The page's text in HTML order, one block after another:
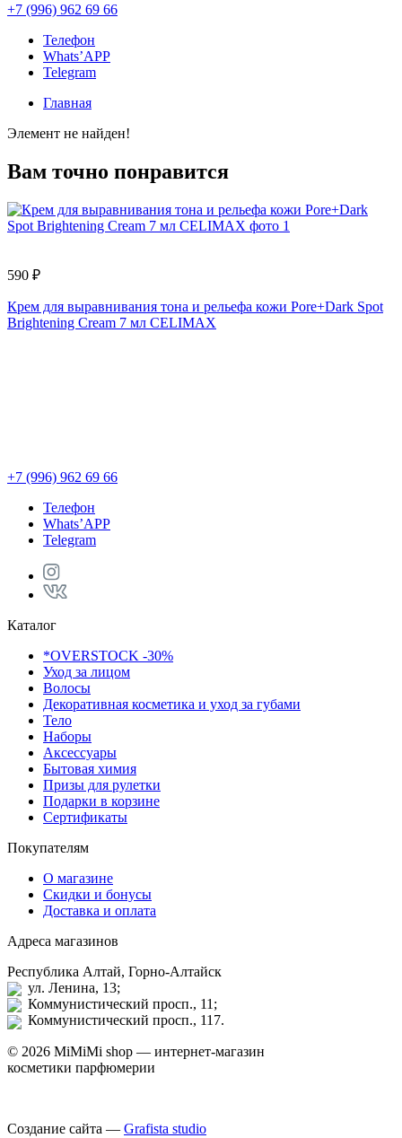
+7 (996) 962 69 66
Телефон
Whats’APP
Telegram
Главная
Элемент не найден!
Вам точно понравится
590 ₽
Крем для выравнивания тона и рельефа кожи Pore+Dark Spot
Brightening Cream 7 мл CELIMAX
+7 (996) 962 69 66
Телефон
Whats’APP
Telegram
Каталог
*OVERSTOCK -30%
Уход за лицом
Волосы
Декоративная косметика и уход за губами
Тело
Наборы
Аксессуары
Бытовая химия
Призы для рулетки
Подарки в корзине
Сертификаты
Покупателям
О магазине
Скидки и бонусы
Доставка и оплата
Адреса магазинов
Республика Алтай, Горно-Алтайск
ул. Ленина, 13;
Коммунистический просп., 11;
Коммунистический просп., 117.
© 2026 MiMiMi shop — интернет-магазин
косметики парфюмерии
Создание сайта — Grafista studio